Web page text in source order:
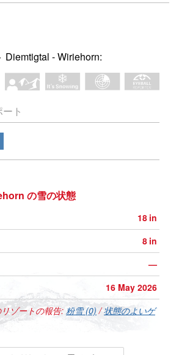
Diemtigtal - Wiriehorn:
ト
の雪の状態
18 in
8 in
—
16 May 2026
ゾートの報告: 粉雪 (0) /状態のよいゲ